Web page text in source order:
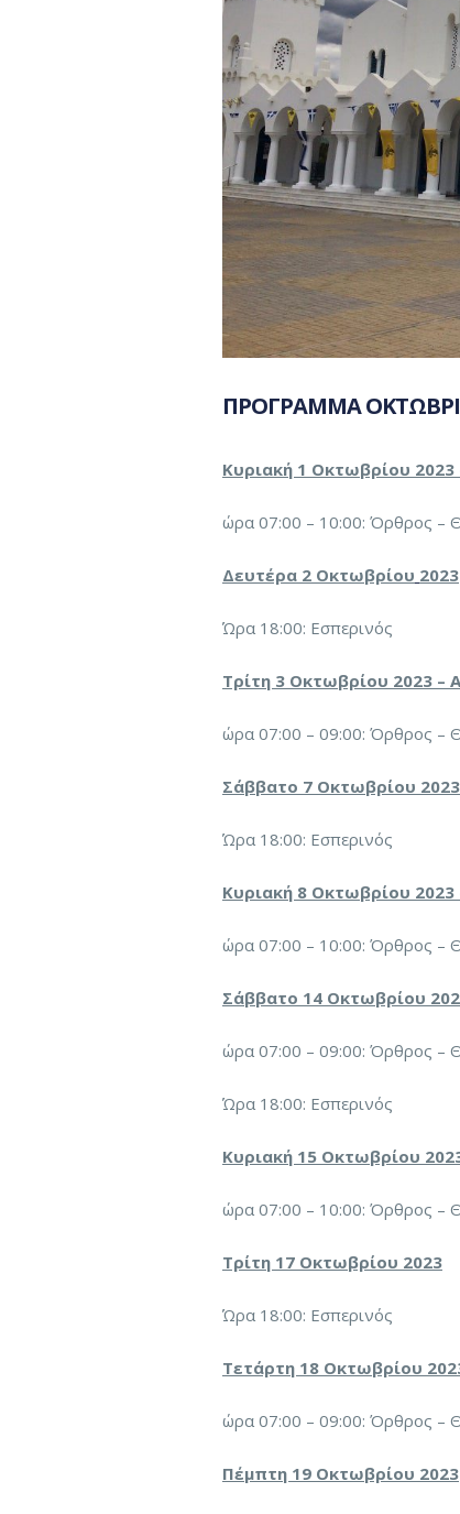
ΠΡΟΓΡΑΜΜΑ
Κυριακή 1 Οκτωβρίου 2023
ώρα 07:00 – 10:00: Όρθρος –
Δευτέρα 2 Οκτωβρίου 2023
Ώρα 18:00: Εσπερινός
Τρίτη 3 Οκτωβρίου 2023 –
ώρα 07:00 – 09:00: Όρθρος –
Σάββατο 7 Οκτωβρίου 2023
Ώρα 18:00: Εσπερινός
Κυριακή 8 Οκτωβρίου 2023
ώρα 07:00 – 10:00: Όρθρος –
Σάββατο 14 Οκτωβρίου
ώρα 07:00 – 09:00: Όρθρος –
Ώρα 18:00: Εσπερινός
Κυριακή 15 Οκτωβρίου
ώρα 07:00 – 10:00: Όρθρος –
Τρίτη 17 Οκτωβρίου 2023
Ώρα 18:00: Εσπερινός
Τετάρτη 18 Οκτωβρίου
ώρα 07:00 – 09:00: Όρθρος –
Πέμπτη 19 Οκτωβρίου 2023